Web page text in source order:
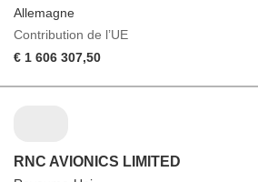
Allemagne
Contribution de l’UE
€ 1 606 307,50
RNC AVIONICS LIMITED